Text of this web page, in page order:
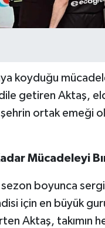
koyduğu
getiren Aktaş,
şehrin ortak emeği
Mücadeleyi
sezon boyunca
için en büyük
Aktaş, takımın